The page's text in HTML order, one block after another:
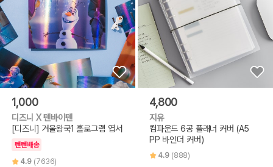
1,000
디즈니 X 텐바이텐
[디즈니] 겨울왕국1 홀로그램 엽서
텐텐배송
4.9 (7636)
4,800
지유
컴파운드 6공 플래너 커버 (A5
PP 바인더 커버)
4.9 (888)